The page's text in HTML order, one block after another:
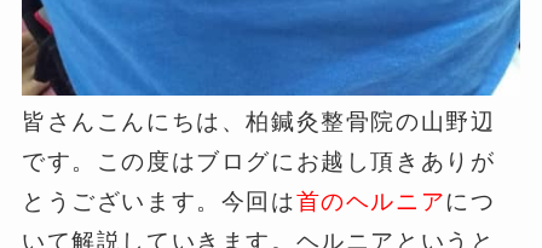
皆さんこんにちは、柏鍼灸整骨院の山野辺
です。この度はブログにお越し頂きありが
とうございます。今回は首のヘルニアにつ
いて解説していきます。ヘルニアというと